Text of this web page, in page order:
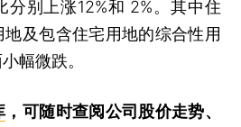
分别上涨12%和 2%。其中住
及包含住宅用地的综合性用
幅微跌。
，可随时查阅公司股价走势、